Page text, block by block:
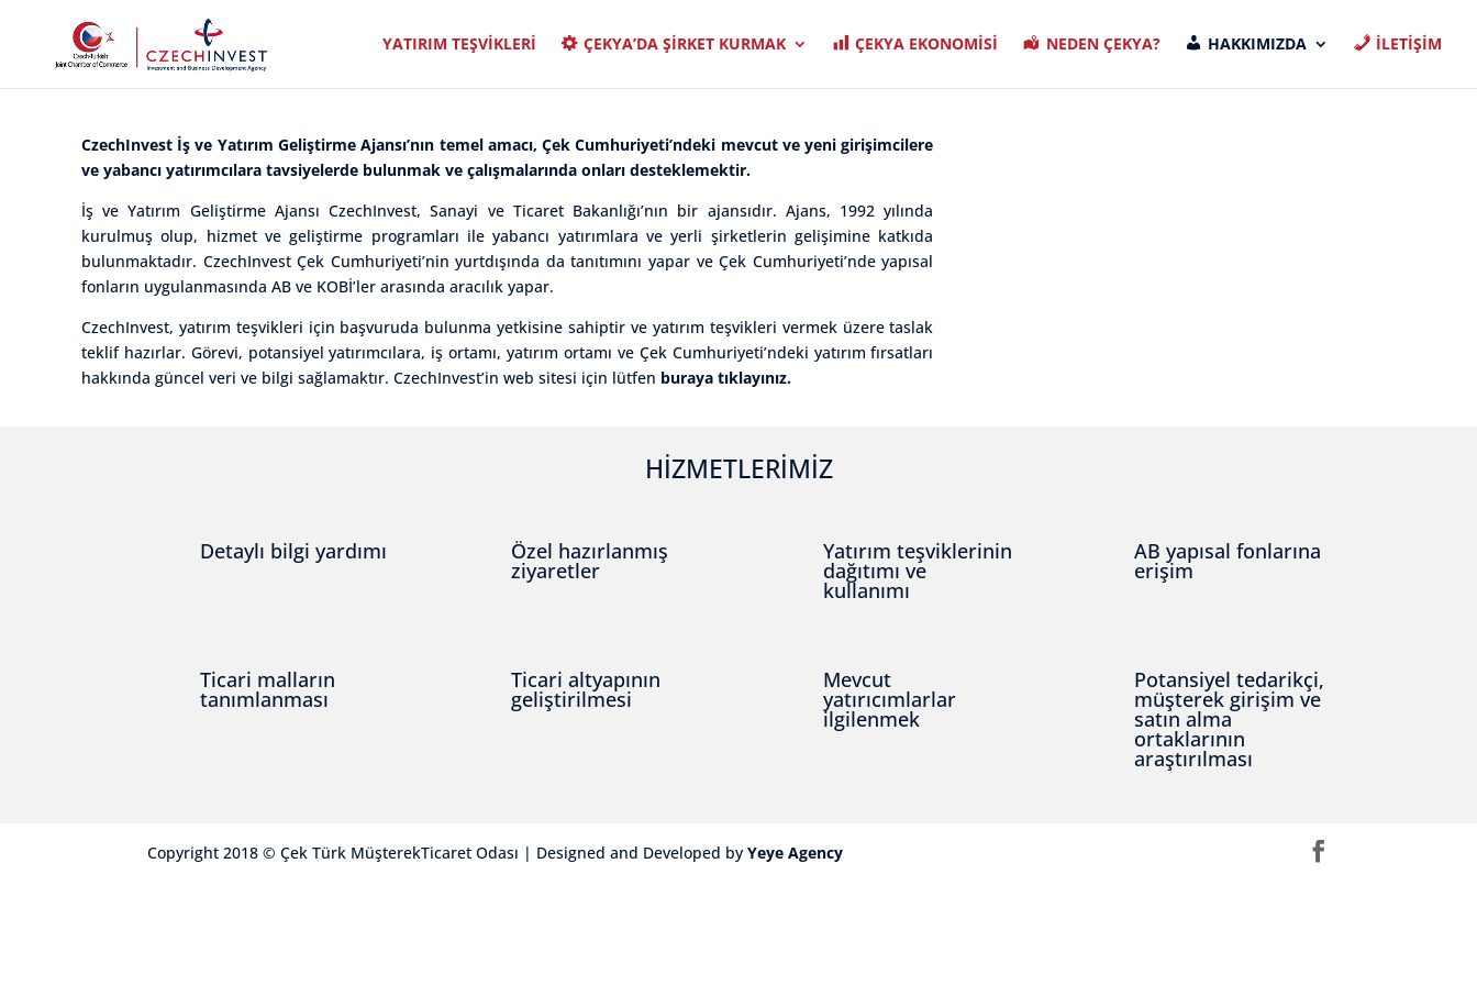
YATIRIM TEŞVİKLERİ ÇEKYA’DA ŞİRKET KURMAK ÇEKYA EKONOMİSİ NEDEN ÇEKYA? HAKKIMIZDA İLETİŞİM
CzechInvest İş ve Yatırım Geliştirme Ajansı’nın temel amacı, Çek Cumhuriyeti’ndeki mevcut ve yeni girişimcilere
ve yabancı yatırımcılara tavsiyelerde bulunmak ve çalışmalarında onları desteklemektir.
İş ve Yatırım Geliştirme Ajansı CzechInvest, Sanayi ve Ticaret Bakanlığı’nın bir ajansıdır. Ajans, 1992 yılında
kurulmuş olup, hizmet ve geliştirme programları ile yabancı yatırımlara ve yerli şirketlerin gelişimine katkıda
bulunmaktadır. CzechInvest Çek Cumhuriyeti’nin yurtdışında da tanıtımını yapar ve Çek Cumhuriyeti’nde yapısal
fonların uygulanmasında AB ve KOBİ’ler arasında aracılık yapar.
CzechInvest, yatırım teşvikleri için başvuruda bulunma yetkisine sahiptir ve yatırım teşvikleri vermek üzere taslak
teklif hazırlar. Görevi, potansiyel yatırımcılara, iş ortamı, yatırım ortamı ve Çek Cumhuriyeti’ndeki yatırım fırsatları
hakkında güncel veri ve bilgi sağlamaktır. CzechInvest’in web sitesi için lütfen buraya tıklayınız.
HİZMETLERİMİZ
Detaylı bilgi yardımı Özel hazırlanmış
ziyaretler
Yatırım teşviklerinin
dağıtımı ve
kullanımı
AB yapısal fonlarına
erişim
Ticari malların
tanımlanması
Ticari altyapının
geliştirilmesi
Mevcut
yatırıcımlarlar
ilgilenmek
Potansiyel tedarikçi,
müşterek girişim ve
satın alma
ortaklarının
araştırılması
Copyright 2018 © Çek Türk MüşterekTicaret Odası | Designed and Developed byYeye Agency